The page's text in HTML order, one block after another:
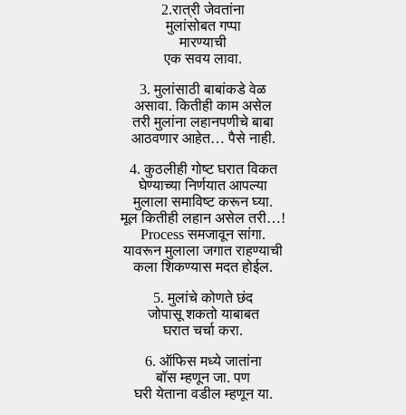
2.रात्री जेवतांना
मुलांसोबत गप्पा
मारण्याची
एक सवय लावा.
3. मुलांसाठी बाबांकडे वेळ
असावा. कितीही काम असेल
तरी मुलांना लहानपणीचे बाबा
आठवणार आहेत… पैसे नाही.
4. कुठलीही गोष्ट घरात विकत
घेण्याच्या निर्णयात आपल्या
मुलाला समाविष्ट करून घ्या.
मूल कितीही लहान असेल तरी…!
Process समजावून सांगा.
यावरून मुलाला जगात राहण्याची
कला शिकण्यास मदत होईल.
5. मुलांचे कोणते छंद
जोपासू शकतो याबाबत
घरात चर्चा करा.
6. ऑफिस मध्ये जातांना
बॉस म्हणून जा. पण
घरी येताना वडील म्हणून या.